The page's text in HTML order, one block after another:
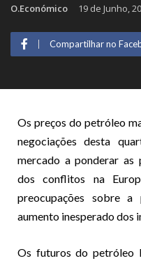
O.Económico 19 de Junho,
Compartilhar no
Os preços do petróleo
negociações desta
mercado a ponderar as
dos conflitos na
preocupações sobre
aumento inesperado dos
Os futuros do petróleo